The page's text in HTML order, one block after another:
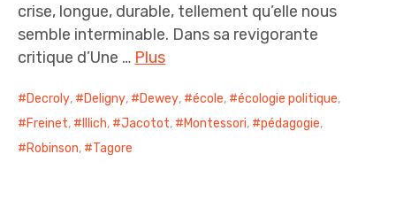
crise, longue, durable, tellement qu’elle nous
semble interminable. Dans sa revigorante
critique d’Une … Plus
Decroly, Deligny, Dewey, école, écologie politique,
Freinet, Illich, Jacotot, Montessori, pédagogie,
Robinson, Tagore